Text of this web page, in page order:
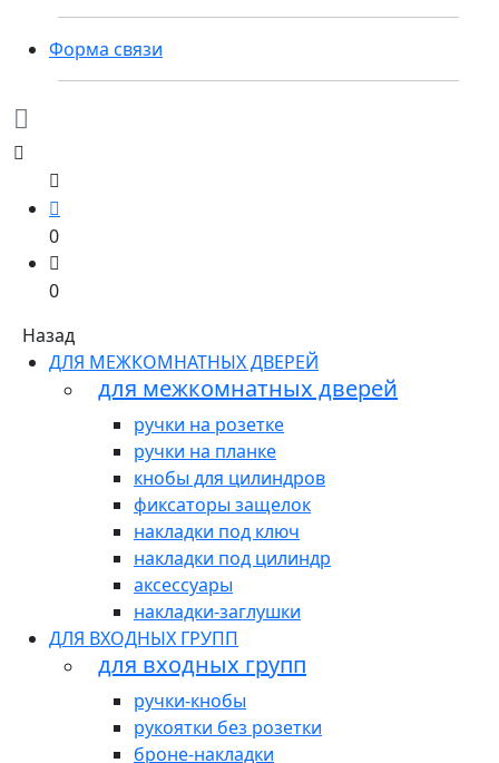
Форма связи
0
0
Назад
ДЛЯ МЕЖКОМНАТНЫХ ДВЕРЕЙ
для межкомнатных дверей
ручки на розетке
ручки на планке
кнобы для цилиндров
фиксаторы защелок
накладки под ключ
накладки под цилиндр
аксессуары
накладки-заглушки
ДЛЯ ВХОДНЫХ ГРУПП
для входных групп
ручки-кнобы
рукоятки без розетки
броне-накладки